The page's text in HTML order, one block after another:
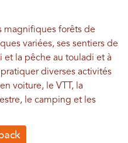
magnifiques forêts de
variées, ses sentiers de
et la pêche au touladi et à
diverses activités
voiture, le VTT, la
le camping et les